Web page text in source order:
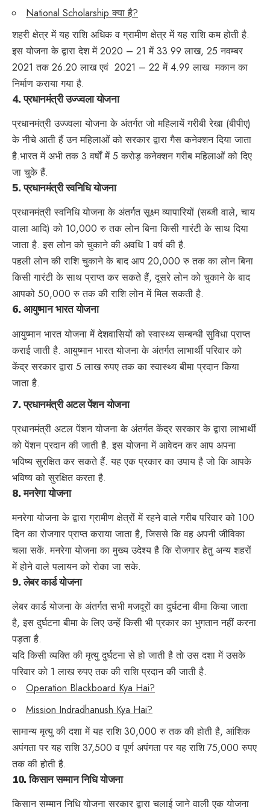
National Scholarship क्या है?
शहरी क्षेत्र में यह राशि अधिक व ग्रामीण क्षेत्र में यह राशि कम होती है.
इस योजना के द्वारा देश में 2020 – 21 में 33.99 लाख, 25 नवम्बर
2021 तक 26.20 लाख एवं 2021 – 22 में 4.99 लाख मकान का
निर्माण कराया गया है.
4.प्रधानमंत्री उज्ज्वला योजना
प्रधानमंत्री उज्ज्वला योजना के अंतर्गत जो महिलायें गरीबी रेखा (बीपीए)
के नीचे आती हैं उन महिलाओं को सरकार द्वारा गैस कनेक्शन दिया जाता
है.भारत में अभी तक 3 वर्षों में 5 करोड़ कनेक्शन गरीब महिलाओं को दिए
जा चुके हैं.
5.प्रधानमंत्री स्वनिधि योजना
प्रधानमंत्री स्वनिधि योजना के अंतर्गत सूक्ष्म व्यापारियों (सब्जी वाले, चाय
वाला आदि) को 10,000 रु तक लोन बिना किसी गारंटी के साथ दिया
जाता है. इस लोन को चुकाने की अवधि 1 वर्ष की है.
पहली लोन की राशि चुकाने के बाद आप 20,000 रु तक का लोन बिना
किसी गारंटी के साथ प्राप्त कर सकते हैं, दूसरे लोन को चुकाने के बाद
आपको 50,000 रु तक की राशि लोन में मिल सकती है.
6. आयुष्मान भारत योजना
आयुष्मान भारत योजना में देशवासियों को स्वास्थ्य सम्बन्धी सुविधा प्राप्त
कराई जाती है. आयुष्मान भारत योजना के अंतर्गत लाभार्थी परिवार को
केंद्र सरकार द्वारा 5 लाख रुपए तक का स्वास्थ्य बीमा प्रदान किया
जाता है.
7.प्रधानमंत्री अटल पेंशन योजना
प्रधानमंत्री अटल पेंशन योजना के अंतर्गत केंद्र सरकार के द्वारा लाभार्थी
को पेंशन प्रदान की जाती है. इस योजना में आवेदन कर आप अपना
भविष्य सुरक्षित कर सकते हैं. यह एक प्रकार का उपाय है जो कि आपके
भविष्य को सुरक्षित करता है.
8.मनरेगा योजना
मनरेगा योजना के द्वारा ग्रामीण क्षेत्रों में रहने वाले गरीब परिवार को 100
दिन का रोजगार प्राप्त कराया जाता है, जिससे कि वह अपनी जीविका
चला सकें. मनरेगा योजना का मुख्य उदेश्य है कि रोजगार हेतु अन्य शहरों
में होने वाले पलायन को रोका जा सके.
9.लेबर कार्ड योजना
लेबर कार्ड योजना के अंतर्गत सभी मजदूरों का दुर्घटना बीमा किया जाता
है, इस दुर्घटना बीमा के लिए उन्हें किसी भी प्रकार का भुगतान नहीं करना
पड़ता है.
यदि किसी व्यक्ति की मृत्यु दुर्घटना से हो जाती है तो उस दशा में उसके
परिवार को 1 लाख रुपए तक की राशि प्रदान की जाती है.
Operation Blackboard Kya Hai?
Mission Indradhanush Kya Hai?
सामान्य मृत्यु की दशा में यह राशि 30,000 रु तक की होती है, आंशिक
अपंगता पर यह राशि 37,500 व पूर्ण अपंगता पर यह राशि 75,000 रुपए
तक की होती है.
10.किसान सम्मान निधि योजना
किसान सम्मान निधि योजना सरकार द्वारा चलाई जाने वाली एक योजना